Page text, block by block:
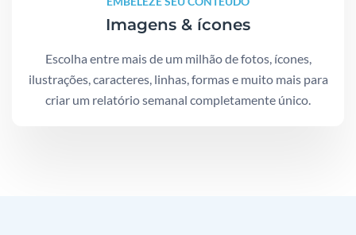
Imagens & ícones
Escolha entre mais de um milhão de fotos, ícones,
ilustrações, caracteres, linhas, formas e muito mais para
criar um relatório semanal completamente único.